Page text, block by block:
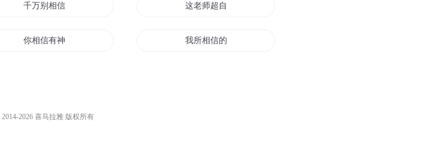
千万别相信他们 这老师超自信
你相信有神吗 我所相信的世界
2026 喜马拉雅 版权所有